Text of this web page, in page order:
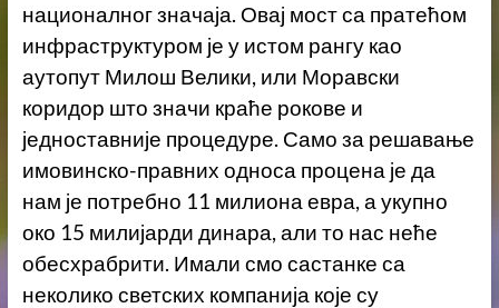
националног значаја. Овај мост са пратећом
инфраструктуром је у истом рангу као
аутопут Милош Велики, или Моравски
коридор што значи краће рокове и
једноставније процедуре. Само за решавање
имовинско-правних односа процена је да
нам је потребно 11 милиона евра, а укупно
око 15 милијарди динара, али то нас неће
обесхрабрити. Имали смо састанке са
неколико светских компанија које су